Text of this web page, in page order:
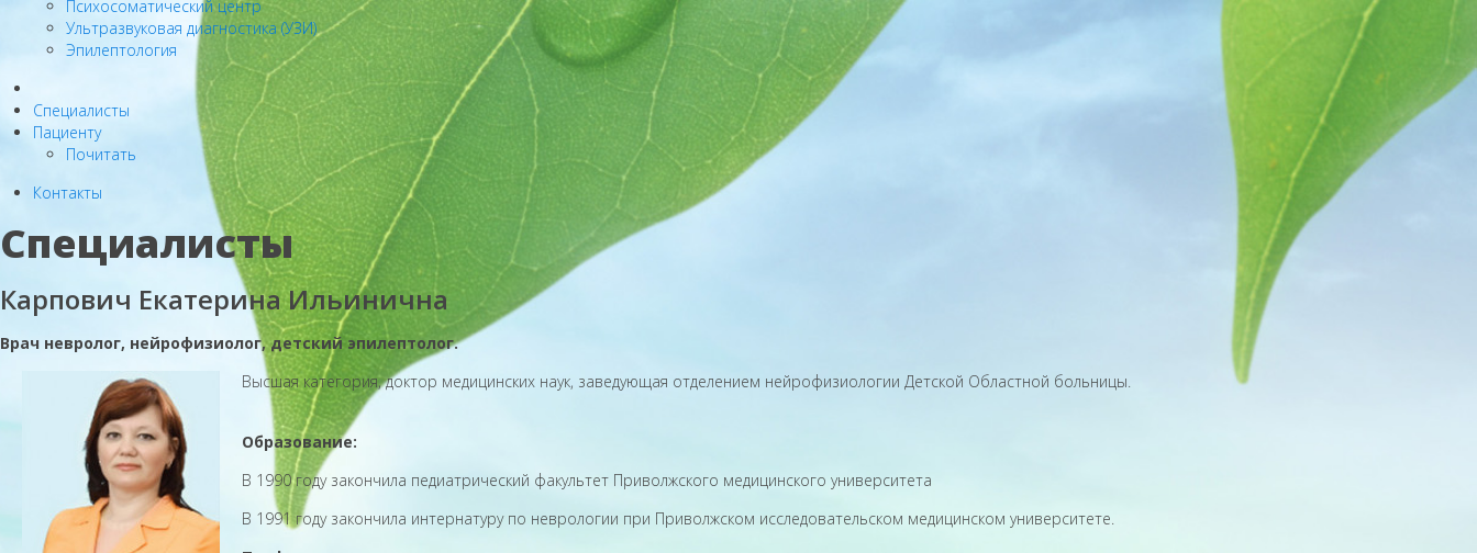
Психосоматический центр
Ультразвуковая диагностика (УЗИ)
Эпилептология
Специалисты
Пациенту
Почитать
Контакты
Специалисты
Карпович Екатерина Ильинична
Врач невролог, нейрофизиолог, детский эпилептолог.
Высшая категория, доктор медицинских наук, заведующая отделением нейрофизиологии Детской Областной больницы.
Образование:
В 1990 году закончила педиатрический факультет Приволжского медицинского университета
В 1991 году закончила интернатуру по неврологии при Приволжском исследовательском медицинском университете.